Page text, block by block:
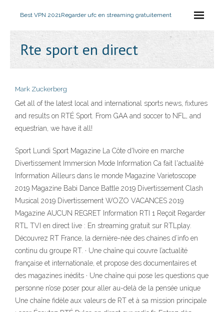
Best VPN 2021Regarder ufc en streaming gratuitement
Rte sport en direct
Mark Zuckerberg
Get all of the latest local and international sports news, fixtures
and results on RTÉ Sport. From GAA and soccer to NFL, and
equestrian, we have it all!
Sport Lundi Sport Magazine La Côte d'Ivoire en marche
Divertissement Immersion Mode Information Ca fait l'actualité
Information Ailleurs dans le monde Magazine Varietoscope
2019 Magazine Babi Dance Battle 2019 Divertissement Clash
Musical 2019 Divertissement WOZO VACANCES 2019
Magazine AUCUN REGRET Information RTI 1 Reçoit Regarder
RTL TVI en direct live : En streaming gratuit sur RTLplay.
Découvrez RT France, la dernière-née des chaines d’info en
continu du groupe RT. · Une chaîne qui couvre l’actualité
française et internationale, et propose des documentaires et
des magazines inédits · Une chaîne qui pose les questions que
personne n’ose poser pour aller au-delà de la pensée unique
Une chaîne fidèle aux valeurs de RT et à sa mission principale